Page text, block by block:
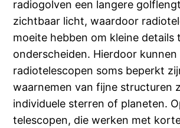
radiogolven een langere
zichtbaar licht, waardoor
moeite hebben om kleine details
onderscheiden. Hierdoor kunnen
radiotelescopen soms beperkt
waarnemen van fijne structuren
individuele sterren of planeten.
telescopen, die werken met